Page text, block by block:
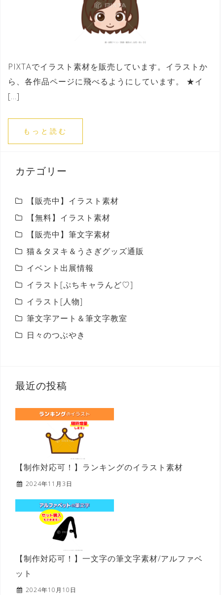
PIXTAでイラスト素材を販売しています。イラストか
ら、各作品ページに飛べるようにしています。 ★イ
[…]
もっと読む
カテゴリー
【販売中】イラスト素材
【無料】イラスト素材
【販売中】筆文字素材
猫＆タヌキ＆うさぎグッズ通販
イベント出展情報
イラスト[ぷちキャラんど♡]
イラスト[人物]
筆文字アート＆筆文字教室
日々のつぶやき
最近の投稿
【制作対応可！】ランキングのイラスト素材
2024年11月3日
【制作対応可！】一文字の筆文字素材/アルファベ
ット
2024年10月10日